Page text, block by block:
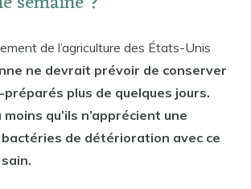
de l’agriculture des États-Unis
ne devrait prévoir de conserver
plus de quelques jours.
qu’ils n’apprécient une
de détérioration avec ce